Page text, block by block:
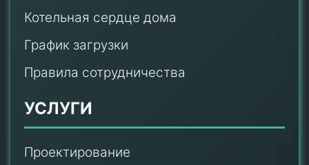
Котельная сердце дома
График загрузки
Правила сотрудничества
УСЛУГИ
Проектирование